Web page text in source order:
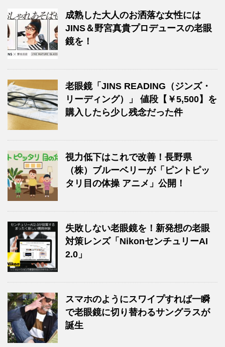
成熟した大人のお洒落な女性には
JINS＆野宮真貴プロデュースの老眼
鏡を！
老眼鏡「JINS READING（ジンズ・
リーディング）」 値段【￥5,500】を
購入したら少し残念だった件
視力低下はこれで改善！長野県
（株）ブルーベリーが「ピントピッ
タリ目の体操 アニメ」公開！
失敗しない老眼鏡を！新発想の老眼
対策レンズ「NikonセンチュリーAI
2.0」
スマホのようにスワイプすれば一瞬
で老眼鏡に切り替わるサングラスが
誕生